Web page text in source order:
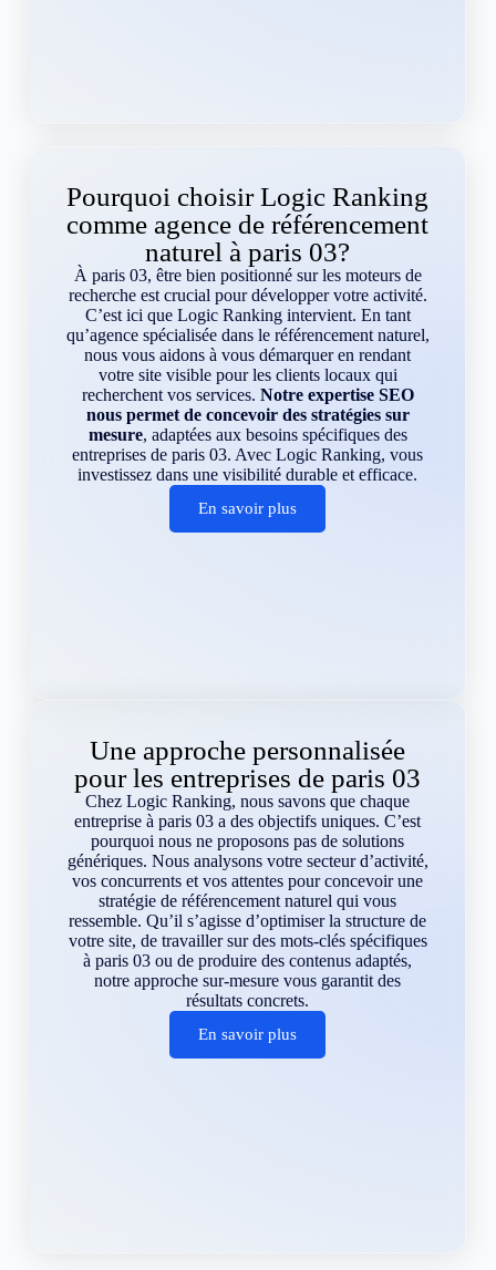
Pourquoi choisir Logic Ranking
comme agence de référencement
naturel à paris 03?
À paris 03, être bien positionné sur les moteurs de
recherche est crucial pour développer votre activité.
C’est ici que Logic Ranking intervient. En tant
qu’agence spécialisée dans le référencement naturel,
nous vous aidons à vous démarquer en rendant
votre site visible pour les clients locaux qui
recherchent vos services. Notre expertise SEO
nous permet de concevoir des stratégies sur
mesure, adaptées aux besoins spécifiques des
entreprises de paris 03. Avec Logic Ranking, vous
investissez dans une visibilité durable et efficace.
En savoir plus
Une approche personnalisée
pour les entreprises de paris 03
Chez Logic Ranking, nous savons que chaque
entreprise à paris 03 a des objectifs uniques. C’est
pourquoi nous ne proposons pas de solutions
génériques. Nous analysons votre secteur d’activité,
vos concurrents et vos attentes pour concevoir une
stratégie de référencement naturel qui vous
ressemble. Qu’il s’agisse d’optimiser la structure de
votre site, de travailler sur des mots-clés spécifiques
à paris 03 ou de produire des contenus adaptés,
notre approche sur-mesure vous garantit des
résultats concrets.
En savoir plus